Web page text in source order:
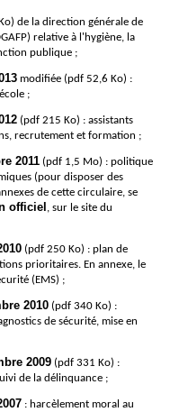
de la direction générale de
relative à l'hygiène, la
publique ;
modifiée (pdf 52,6 Ko) :
;
(pdf 215 Ko) : assistants
recrutement et formation ;
2011(pdf 1,5 Mo) : politique
(pour disposer des
de cette circulaire, se
officiel , sur le site du
(pdf 250 Ko) : plan de
prioritaires. En annexe, le
(EMS) ;
2010(pdf 340 Ko) :
de sécurité, mise en
2009(pdf 331 Ko) :
de la délinquance ;
: harcèlement moral au